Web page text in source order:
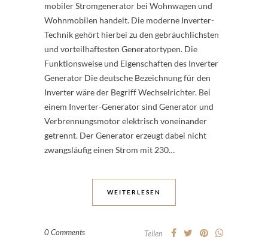
mobiler Stromgenerator bei Wohnwagen und
Wohnmobilen handelt. Die moderne Inverter-
Technik gehört hierbei zu den gebräuchlichsten
und vorteilhaftesten Generatortypen. Die
Funktionsweise und Eigenschaften des Inverter
Generator Die deutsche Bezeichnung für den
Inverter wäre der Begriff Wechselrichter. Bei
einem Inverter-Generator sind Generator und
Verbrennungsmotor elektrisch voneinander
getrennt. Der Generator erzeugt dabei nicht
zwangsläufig einen Strom mit 230…
WEITERLESEN
0 Comments Teilen